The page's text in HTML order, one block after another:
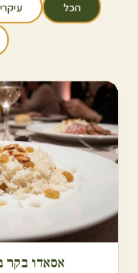
הכל
אסאדו בקר